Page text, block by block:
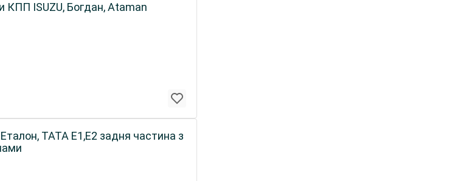
КПП ISUZU, Богдан, Ataman
ТАТА Е1,Е2 задня частина з